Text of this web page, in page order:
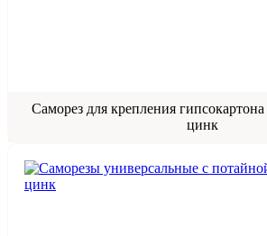
Саморез для крепления
цинк